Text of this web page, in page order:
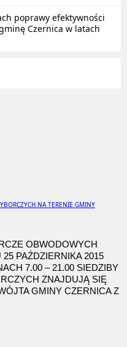
poprawy efektywności
Czernica w latach
NA TERENIE GMINY
OBWODOWYCH
PAŹDZIERNIKA 2015
7.00 – 21.00 SIEDZIBY
ZNAJDUJĄ SIĘ
GMINY CZERNICA Z